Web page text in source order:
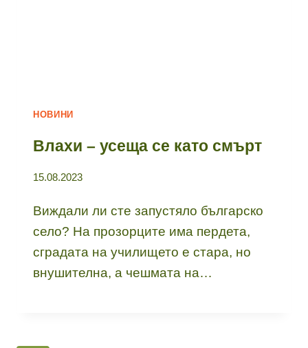
НОВИНИ
Влахи – усеща се като смърт
15.08.2023
Виждали ли сте запустяло българско
село? На прозорците има пердета,
сградата на училището е стара, но
внушителна, а чешмата на…